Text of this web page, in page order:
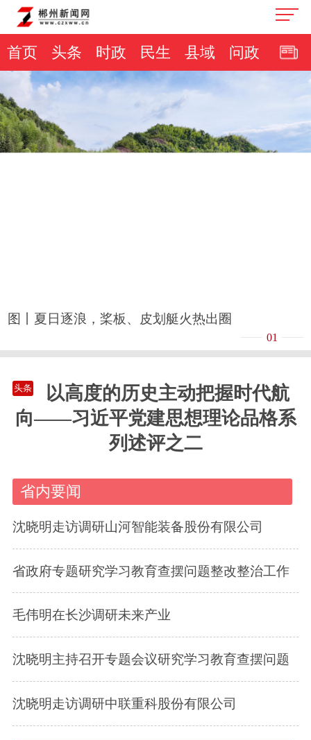
首页 头条 时政 民生 县域 问政
图丨夏日逐浪，桨板、皮划艇火热出圈
01
头条
以高度的历史主动把握时代航
向——习近平党建思想理论品格系
列述评之二
省内要闻
沈晓明走访调研山河智能装备股份有限公司
省政府专题研究学习教育查摆问题整改整治工作
毛伟明在长沙调研未来产业
沈晓明主持召开专题会议研究学习教育查摆问题
沈晓明走访调研中联重科股份有限公司